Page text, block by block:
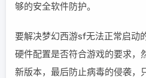
够的安全软件防护。
要解决梦幻西游sf无法正常启动
硬件配置是否符合游戏的要求，
新版本，最后防止病毒的侵袭，